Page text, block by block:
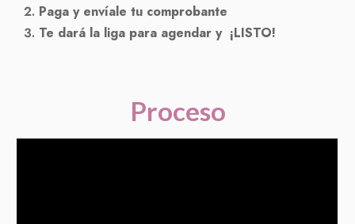
Paga y envíale tu comprobante
Te dará la liga para agendar y ¡LISTO!
Proceso